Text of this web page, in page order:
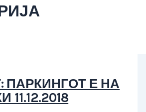
ПАРКИНГОТ Е НА